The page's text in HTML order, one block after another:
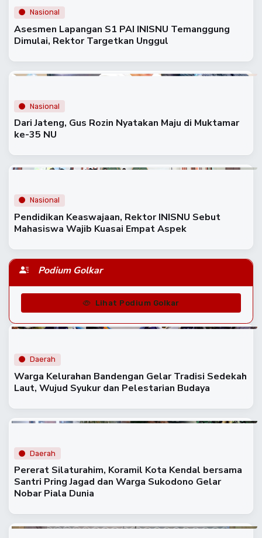
Nasional
Asesmen Lapangan S1 PAI INISNU Temanggung
Dimulai, Rektor Targetkan Unggul
Nasional
Dari Jateng, Gus Rozin Nyatakan Maju di Muktamar
ke-35 NU
Nasional
Pendidikan Keaswajaan, Rektor INISNU Sebut
Mahasiswa Wajib Kuasai Empat Aspek
Podium Golkar
Lihat Podium Golkar
Daerah
Warga Kelurahan Bandengan Gelar Tradisi Sedekah
Laut, Wujud Syukur dan Pelestarian Budaya
Daerah
Pererat Silaturahim, Koramil Kota Kendal bersama
Santri Pring Jagad dan Warga Sukodono Gelar
Nobar Piala Dunia